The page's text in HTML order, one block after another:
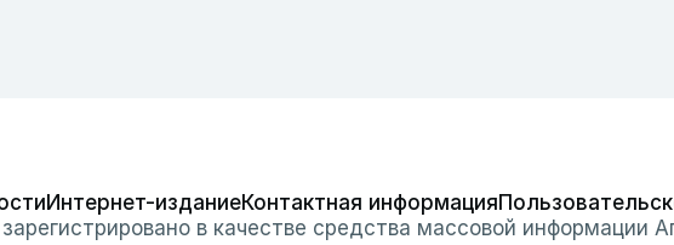
Интернет-изданиеКонтактная информация
в качестве средства массовой информации